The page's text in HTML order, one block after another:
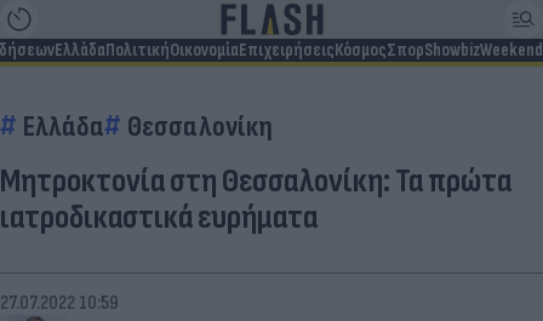
ΕλλάδαΠολιτικήΟικονομίαΕπιχειρήσειςΚόσμοςΣπορShowbizWeekend
Ελλάδα Θεσσαλονίκη
Μητροκτονία στη Θεσσαλονίκη: Τα πρώτα
ιατροδικαστικά ευρήματα
27.07.2022 10:59